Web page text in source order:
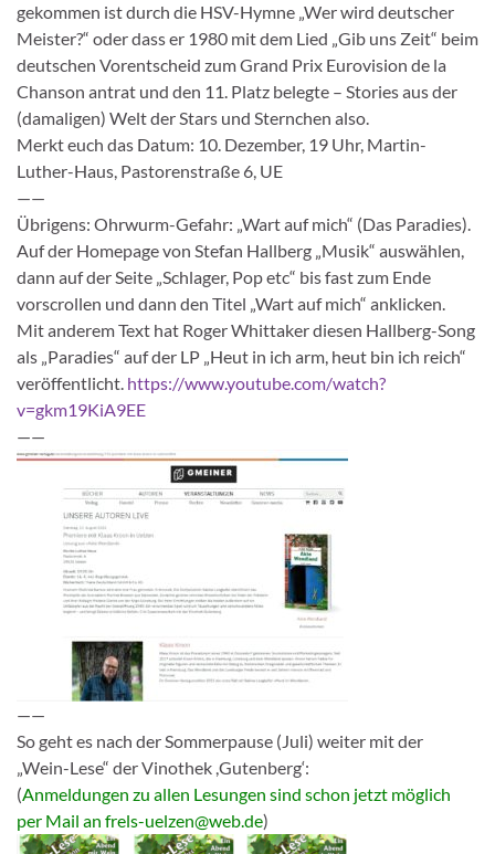
gekommen ist durch die HSV-Hymne „Wer wird deutscher
Meister?“ oder dass er 1980 mit dem Lied „Gib uns Zeit“ beim
deutschen Vorentscheid zum Grand Prix Eurovision de la
Chanson antrat und den 11. Platz belegte – Stories aus der
(damaligen) Welt der Stars und Sternchen also.
Merkt euch das Datum: 10. Dezember, 19 Uhr, Martin-
Luther-Haus, Pastorenstraße 6, UE
——
Übrigens: Ohrwurm-Gefahr: „Wart auf mich“ (Das Paradies).
Auf der Homepage von Stefan Hallberg „Musik“ auswählen,
dann auf der Seite „Schlager, Pop etc“ bis fast zum Ende
vorscrollen und dann den Titel „Wart auf mich“ anklicken.
Mit anderem Text hat Roger Whittaker diesen Hallberg-Song
als „Paradies“ auf der LP „Heut in ich arm, heut bin ich reich“
veröffentlicht. https://www.youtube.com/watch?
v=gkm19KiA9EE
——
——
So geht es nach der Sommerpause (Juli) weiter mit der
„Wein-Lese“ der Vinothek ,Gutenberg‘:
(Anmeldungen zu allen Lesungen sind schon jetzt möglich
per Mail an frels-uelzen@web.de)